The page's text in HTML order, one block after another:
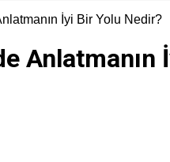
İyi Bir Yolu Nedir?